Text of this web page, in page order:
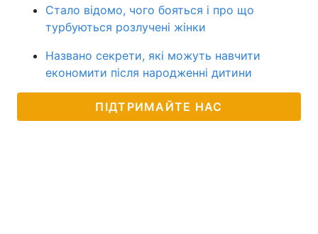
Стало відомо, чого бояться і про що
турбуються розлучені жінки
Названо секрети, які можуть навчити
економити після народженні дитини
ПІДТРИМАЙТЕ НАС